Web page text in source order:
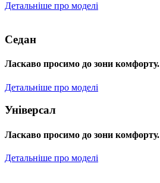
Детальніше про моделі
Седан
Ласкаво просимо до зони комфорту.
Детальніше про моделі
Універсал
Ласкаво просимо до зони комфорту.
Детальніше про моделі